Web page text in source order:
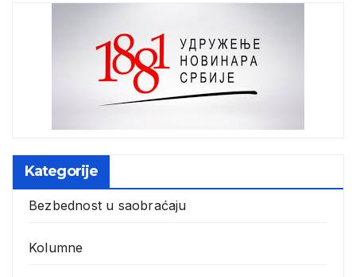
Kategorije
Bezbednost u saobraćaju
Kolumne